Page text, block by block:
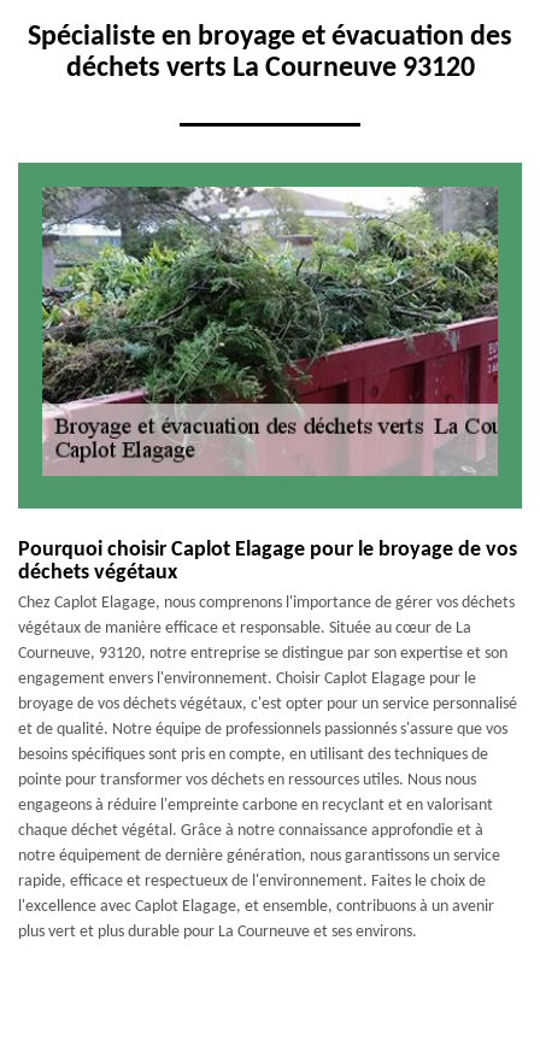
Spécialiste en broyage et évacuation des
déchets verts La Courneuve 93120
Pourquoi choisir Caplot Elagage pour le broyage de vos
déchets végétaux
Chez Caplot Elagage, nous comprenons l'importance de gérer vos déchets
végétaux de manière efficace et responsable. Située au cœur de La
Courneuve, 93120, notre entreprise se distingue par son expertise et son
engagement envers l'environnement. Choisir Caplot Elagage pour le
broyage de vos déchets végétaux, c'est opter pour un service personnalisé
et de qualité. Notre équipe de professionnels passionnés s'assure que vos
besoins spécifiques sont pris en compte, en utilisant des techniques de
pointe pour transformer vos déchets en ressources utiles. Nous nous
engageons à réduire l'empreinte carbone en recyclant et en valorisant
chaque déchet végétal. Grâce à notre connaissance approfondie et à
notre équipement de dernière génération, nous garantissons un service
rapide, efficace et respectueux de l'environnement. Faites le choix de
l'excellence avec Caplot Elagage, et ensemble, contribuons à un avenir
plus vert et plus durable pour La Courneuve et ses environs.